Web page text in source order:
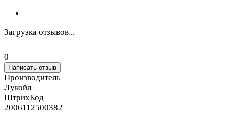
Загрузка отзывов...
0
Написать отзыв
Производитель
Лукойл
ШтрихКод
2006112500382